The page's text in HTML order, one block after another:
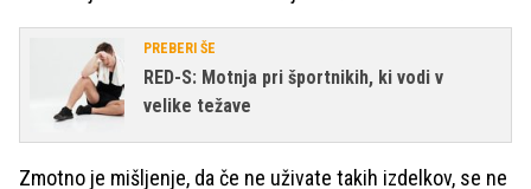
PREBERI ŠE
RED-S: Motnja pri športnikih, ki vodi v
velike težave
Zmotno je mišljenje, da če ne uživate takih izdelkov, se ne